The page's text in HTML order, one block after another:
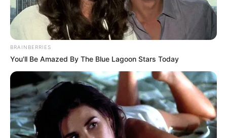
Denuncia de intento de
rapto a bebé en Bogotá:
Karen Grajales comparte
su terrible experiencia
SECUESTRO DE MENOR DE
EDAD
"Es un crimen atroz que
parte el alma":
MinDefensa pide la
liberación de Lyan José
BRAINBERRIES
You'll Be Amazed By The Blue Lagoon Stars Today